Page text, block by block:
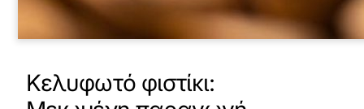
Κελυφωτό φιστίκι: